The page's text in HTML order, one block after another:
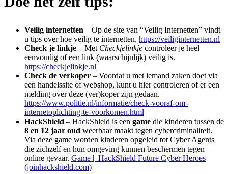
Veilig internetten – Op de site van “Veilig Internetten” vindt
u tips over hoe veilig te internetten. https://veiliginternetten.nl
Check je linkje – Met Checkjelinkje controleer je heel
eenvoudig of een link (waarschijnlijk) veilig is.
https://checkjelinkje.nl
Check de verkoper – Voordat u met iemand zaken doet via
een handelssite of webshop, kunt u hier controleren of er een
melding over deze (ver)koper zijn gedaan.
https://www.politie.nl/informatie/check-vooraf-om-
internetoplichting-te-voorkomen.html
HackShield – HackShield is een game die kinderen tussen de
8 en 12 jaar oud weerbaar maakt tegen cybercriminaliteit.
Via deze game worden kinderen opgeleid tot Cyber Agents
die zichzelf en hun omgeving kunnen beschermen tegen
online gevaar. Game | HackShield Future Cyber Heroes
(joinhackshield.com)